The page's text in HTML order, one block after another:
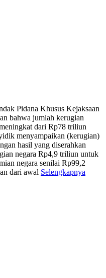
Pidana Khusus Kejaksaan
bahwa jumlah kerugian
dari Rp78 triliun
menyampaikan (kerugian)
hasil yang diserahkan
negara Rp4,9 triliun untuk
negara senilai Rp99,2
dari awal Selengkapnya